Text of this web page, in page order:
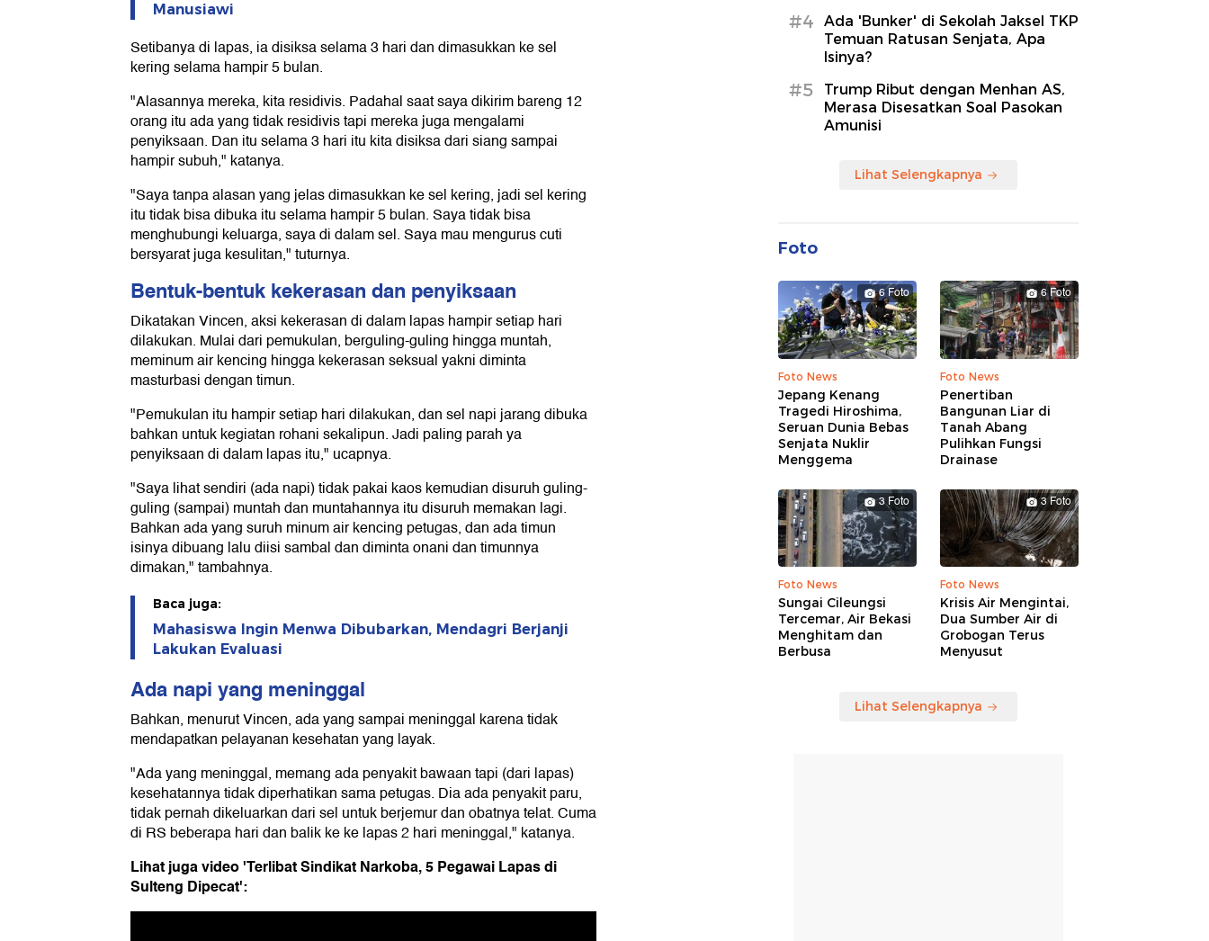
Manusiawi
Setibanya di lapas, ia disiksa selama 3 hari dan dimasukkan ke sel
kering selama hampir 5 bulan.
"Alasannya mereka, kita residivis. Padahal saat saya dikirim bareng 12
orang itu ada yang tidak residivis tapi mereka juga mengalami
penyiksaan. Dan itu selama 3 hari itu kita disiksa dari siang sampai
hampir subuh," katanya.
"Saya tanpa alasan yang jelas dimasukkan ke sel kering, jadi sel kering
itu tidak bisa dibuka itu selama hampir 5 bulan. Saya tidak bisa
menghubungi keluarga, saya di dalam sel. Saya mau mengurus cuti
bersyarat juga kesulitan," tuturnya.
Bentuk-bentuk kekerasan dan penyiksaan
Dikatakan Vincen, aksi kekerasan di dalam lapas hampir setiap hari
dilakukan. Mulai dari pemukulan, berguling-guling hingga muntah,
meminum air kencing hingga kekerasan seksual yakni diminta
masturbasi dengan timun.
"Pemukulan itu hampir setiap hari dilakukan, dan sel napi jarang dibuka
bahkan untuk kegiatan rohani sekalipun. Jadi paling parah ya
penyiksaan di dalam lapas itu," ucapnya.
"Saya lihat sendiri (ada napi) tidak pakai kaos kemudian disuruh guling-
guling (sampai) muntah dan muntahannya itu disuruh memakan lagi.
Bahkan ada yang suruh minum air kencing petugas, dan ada timun
isinya dibuang lalu diisi sambal dan diminta onani dan timunnya
dimakan," tambahnya.
Baca juga:
Mahasiswa Ingin Menwa Dibubarkan, Mendagri Berjanji
Lakukan Evaluasi
Ada napi yang meninggal
Bahkan, menurut Vincen, ada yang sampai meninggal karena tidak
mendapatkan pelayanan kesehatan yang layak.
"Ada yang meninggal, memang ada penyakit bawaan tapi (dari lapas)
kesehatannya tidak diperhatikan sama petugas. Dia ada penyakit paru,
tidak pernah dikeluarkan dari sel untuk berjemur dan obatnya telat. Cuma
di RS beberapa hari dan balik ke ke lapas 2 hari meninggal," katanya.
Lihat juga video 'Terlibat Sindikat Narkoba, 5 Pegawai Lapas di
Sulteng Dipecat':
#4
Ada 'Bunker' di Sekolah Jaksel TKP
Temuan Ratusan Senjata, Apa
Isinya?
#5
Trump Ribut dengan Menhan AS,
Merasa Disesatkan Soal Pasokan
Amunisi
Lihat Selengkapnya
Foto
6 Foto
Foto News
Jepang Kenang
Tragedi Hiroshima,
Seruan Dunia Bebas
Senjata Nuklir
Menggema
6 Foto
Foto News
Penertiban
Bangunan Liar di
Tanah Abang
Pulihkan Fungsi
Drainase
3 Foto
Foto News
Sungai Cileungsi
Tercemar, Air Bekasi
Menghitam dan
Berbusa
3 Foto
Foto News
Krisis Air Mengintai,
Dua Sumber Air di
Grobogan Terus
Menyusut
Lihat Selengkapnya